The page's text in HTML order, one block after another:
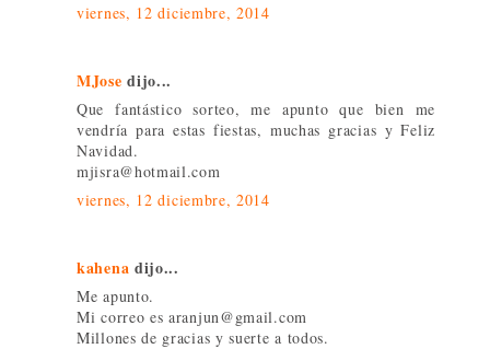
viernes, 12 diciembre, 2014
MJose dijo...
Que fantástico sorteo, me apunto que bien me
vendría para estas fiestas, muchas gracias y Feliz
Navidad.
mjisra@hotmail.com
viernes, 12 diciembre, 2014
kahena dijo...
Me apunto.
Mi correo es aranjun@gmail.com
Millones de gracias y suerte a todos.